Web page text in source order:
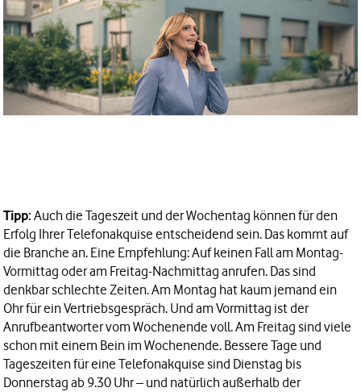
Tipp: Auch die Tageszeit und der Wochentag können für den
Erfolg Ihrer Telefonakquise entscheidend sein. Das kommt auf
die Branche an. Eine Empfehlung: Auf keinen Fall am Montag-
Vormittag oder am Freitag-Nachmittag anrufen. Das sind
denkbar schlechte Zeiten. Am Montag hat kaum jemand ein
Ohr für ein Vertriebsgespräch. Und am Vormittag ist der
Anrufbeantworter vom Wochenende voll. Am Freitag sind viele
schon mit einem Bein im Wochenende. Bessere Tage und
Tageszeiten für eine Telefonakquise sind Dienstag bis
Donnerstag ab 9.30 Uhr – und natürlich außerhalb der